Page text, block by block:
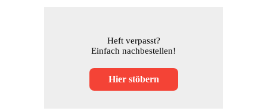
Heft verpasst?
Einfach nachbestellen!
Hier stöbern